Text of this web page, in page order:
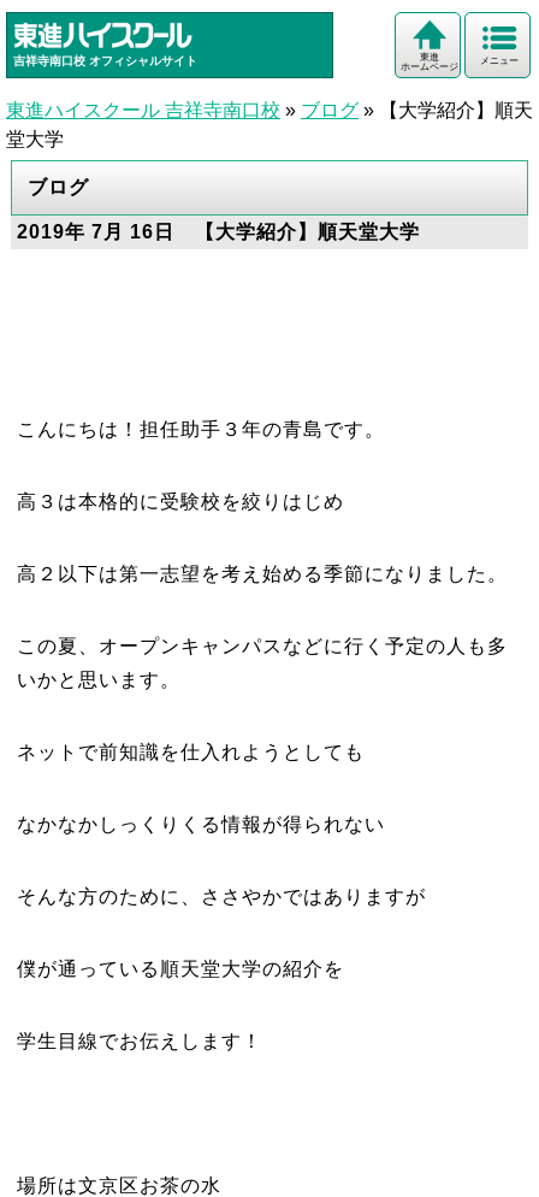
吉祥寺南口校 オフィシャルサイト メニュー
東進
ホームページ
東進ハイスクール 吉祥寺南口校 » ブログ »
【大学紹介】順天
堂大学
ブログ
2019年 7月 16日 【大学紹介】順天堂大学
こんにちは！担任助手３年の青島です。
高３は本格的に受験校を絞りはじめ
高２以下は第一志望を考え始める季節になりました。
この夏、オープンキャンパスなどに行く予定の人も多
いかと思います。
ネットで前知識を仕入れようとしても
なかなかしっくりくる情報が得られない
そんな方のために、ささやかではありますが
僕が通っている順天堂大学の紹介を
学生目線でお伝えします！
場所は文京区お茶の水